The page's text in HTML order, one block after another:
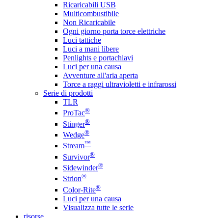
Ricaricabili USB
Multicombustibile
Non Ricaricabile
Ogni giorno porta torce elettriche
Luci tattiche
Luci a mani libere
Penlights e portachiavi
Luci per una causa
Avventure all'aria aperta
Torce a raggi ultravioletti e infrarossi
Serie di prodotti
TLR
ProTac®
Stinger®
Wedge®
Stream™
Survivor®
Sidewinder®
Strion®
Color-Rite®
Luci per una causa
Visualizza tutte le serie
risorse